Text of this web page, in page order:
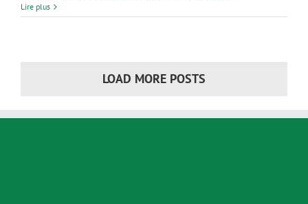
Lire plus
LOAD MORE POSTS